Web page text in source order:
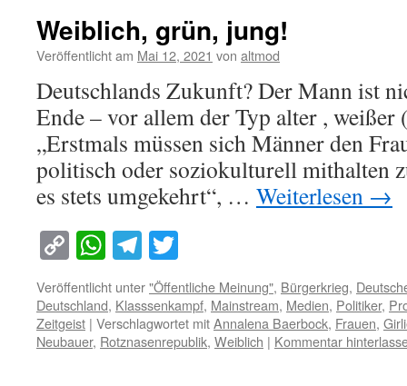
Weiblich, grün, jung!
Veröffentlicht am Mai 12, 2021 von altmod
Deutschlands Zukunft? Der Mann ist
Ende – vor allem der Typ alter , weißer
„Erstmals müssen sich Männer den
politisch oder soziokulturell mithalten
es stets umgekehrt“, … Weiterlesen →
Copy
Link
WhatsApp
Telegram
Veröffentlicht unter"Öffentliche Meinung", Bürgerkrieg,
Deutschland, Klasssenkampf, Mainstream, Medien, Politiker,
Zeitgeist | Verschlagwortet mitAnnalena Baerbock, Frauen,
Neubauer, Rotznasenrepublik, Weiblich | Kommentar